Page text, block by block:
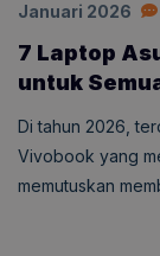
Januari 2026
7 Laptop
untuk
Di tahun 2026,
Vivobook yang
memutuskan